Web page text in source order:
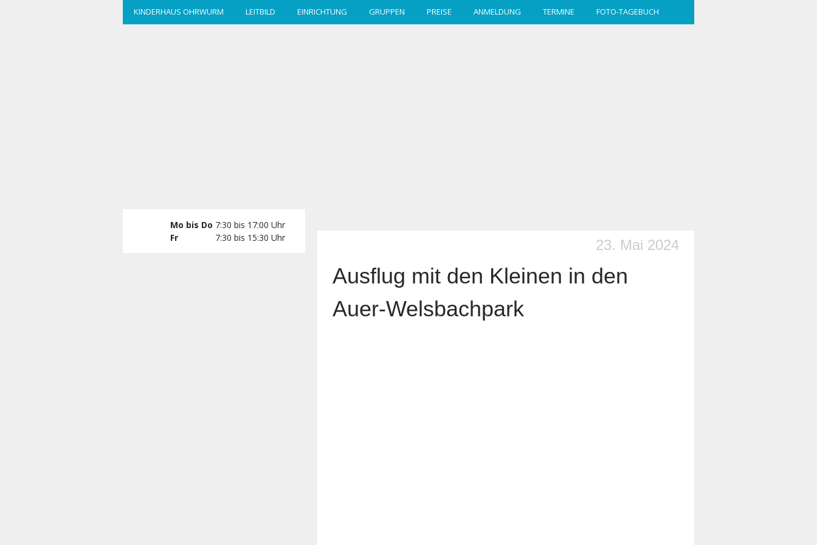
KINDERHAUS OHRWURM LEITBILD EINRICHTUNG GRUPPEN PREISE ANMELDUNG TERMINE FOTO-TAGEBUCH
23. Mai 2024
Ausflug mit den Kleinen in den
Auer-Welsbachpark
Mo bis Do 7:30 bis 17:00 Uhr
Fr
7:30 bis 15:30 Uhr